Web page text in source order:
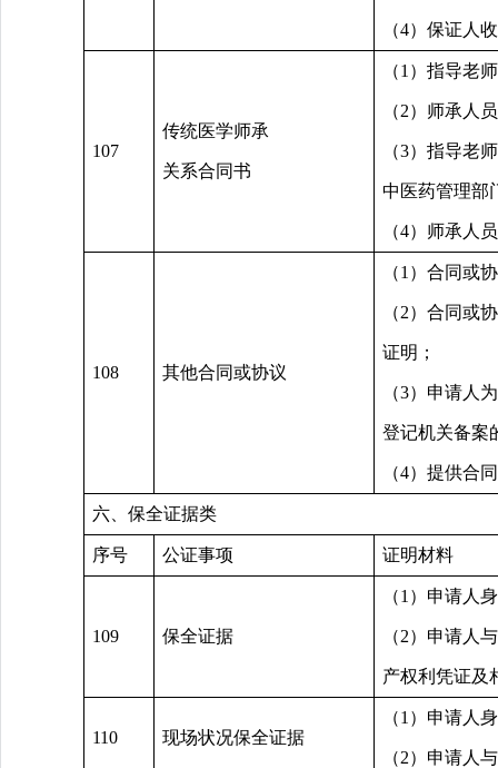
（4）保证人
107
传统医学师承
关系合同书
（1）指导老
（2）师承人
（3）指导老
中医药管理部
（4）师承人
108 其他合同或协议
（1）合同或
（2）合同或
证明；
（3）申请人
登记机关备案
（4）提供合
六、保全证据类
序号 公证事项 证明材料
109 保全证据
（1）申请人
（2）申请人
产权利凭证及
110 现场状况保全证据
（1）申请人
（2）申请人